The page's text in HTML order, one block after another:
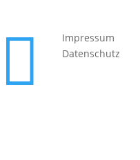

Impressum
Datenschutz